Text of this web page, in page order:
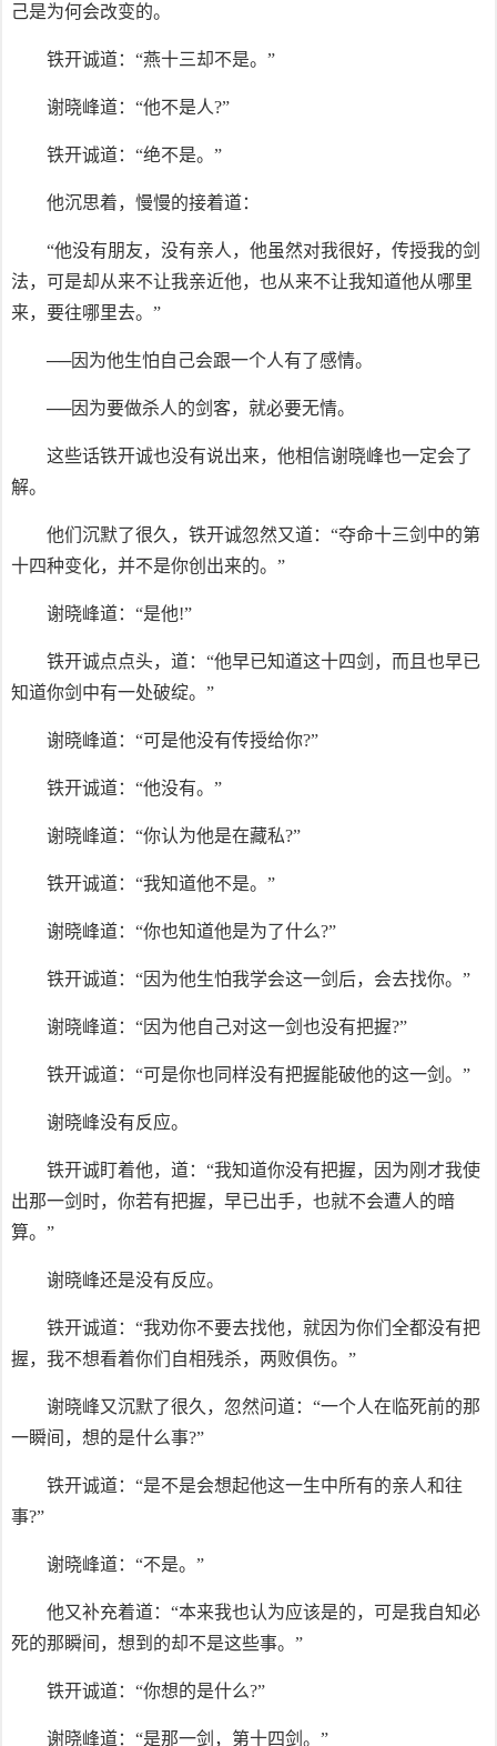
己是为何会改变的。
铁开诚道：“燕十三却不是。”
谢晓峰道：“他不是人?”
铁开诚道：“绝不是。”
他沉思着，慢慢的接着道：
“他没有朋友，没有亲人，他虽然对我很好，传授我的剑
法，可是却从来不让我亲近他，也从来不让我知道他从哪里
来，要往哪里去。”
──因为他生怕自己会跟一个人有了感情。
──因为要做杀人的剑客，就必要无情。
这些话铁开诚也没有说出来，他相信谢晓峰也一定会了
解。
他们沉默了很久，铁开诚忽然又道：“夺命十三剑中的第
十四种变化，并不是你创出来的。”
谢晓峰道：“是他!”
铁开诚点点头，道：“他早已知道这十四剑，而且也早已
知道你剑中有一处破绽。”
谢晓峰道：“可是他没有传授给你?”
铁开诚道：“他没有。”
谢晓峰道：“你认为他是在藏私?”
铁开诚道：“我知道他不是。”
谢晓峰道：“你也知道他是为了什么?”
铁开诚道：“因为他生怕我学会这一剑后，会去找你。”
谢晓峰道：“因为他自己对这一剑也没有把握?”
铁开诚道：“可是你也同样没有把握能破他的这一剑。”
谢晓峰没有反应。
铁开诚盯着他，道：“我知道你没有把握，因为刚才我使
出那一剑时，你若有把握，早已出手，也就不会遭人的暗
算。”
谢晓峰还是没有反应。
铁开诚道：“我劝你不要去找他，就因为你们全都没有把
握，我不想看着你们自相残杀，两败俱伤。”
谢晓峰又沉默了很久，忽然问道：“一个人在临死前的那
一瞬间，想的是什么事?”
铁开诚道：“是不是会想起他这一生中所有的亲人和往
事?”
谢晓峰道：“不是。”
他又补充着道：“本来我也认为应该是的，可是我自知必
死的那瞬间，想到的却不是这些事。”
铁开诚道：“你想的是什么?”
谢晓峰道：“是那一剑，第十四剑。”